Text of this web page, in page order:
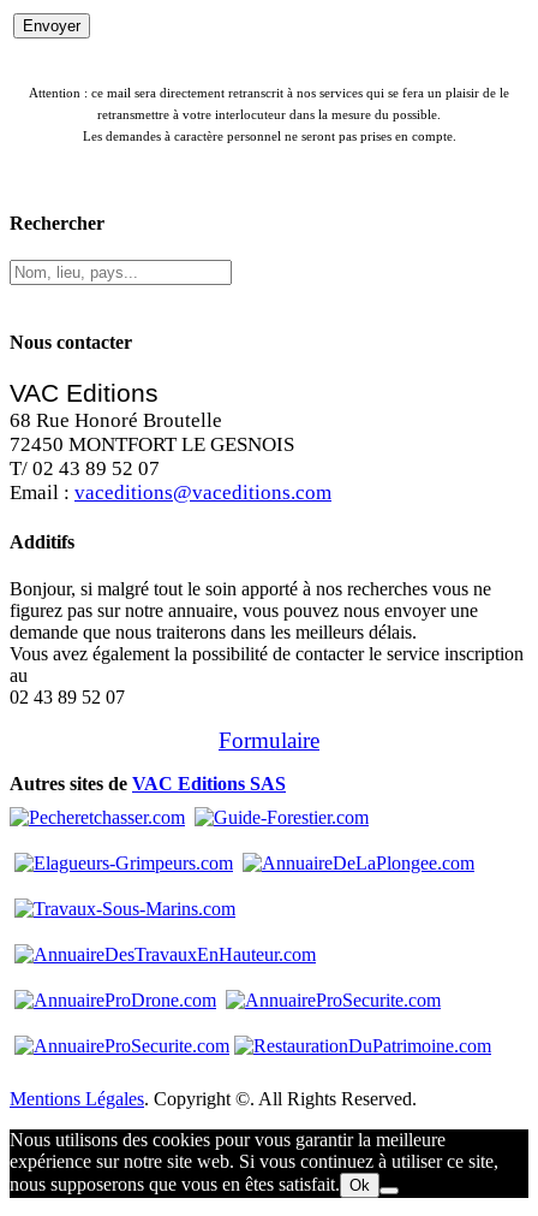
Attention : ce mail sera directement retranscrit à nos services qui se fera un plaisir de le
retransmettre à votre interlocuteur dans la mesure du possible.
Les demandes à caractère personnel ne seront pas prises en compte.
Rechercher
Nous contacter
VAC Editions
68 Rue Honoré Broutelle
72450 MONTFORT LE GESNOIS
T/ 02 43 89 52 07
Email : vaceditions@vaceditions.com
Additifs
Bonjour, si malgré tout le soin apporté à nos recherches vous ne
figurez pas sur notre annuaire, vous pouvez nous envoyer une
demande que nous traiterons dans les meilleurs délais.
Vous avez également la possibilité de contacter le service inscription
au
02 43 89 52 07
Formulaire
Autres sites de VAC Editions SAS
Mentions Légales. Copyright ©. All Rights Reserved.
Nous utilisons des cookies pour vous garantir la meilleure
expérience sur notre site web. Si vous continuez à utiliser ce site,
nous supposerons que vous en êtes satisfait. Ok